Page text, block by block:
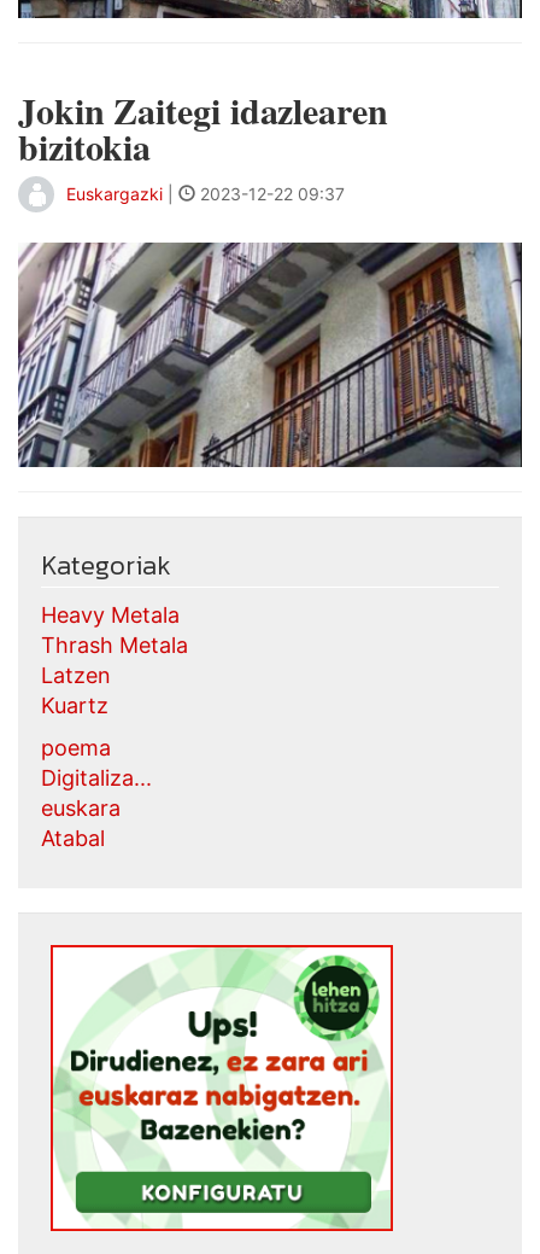
Jokin Zaitegi idazlearen
bizitokia
Euskargazki 2023-12-22 09:37
Kategoriak
Heavy Metala
Thrash Metala
Latzen
Kuartz
poema
Digitaliza...
euskara
Atabal